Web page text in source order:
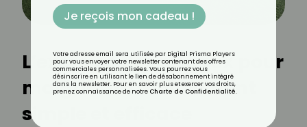
L’exercice des ciseaux pour
maigrir : un mouvement
simple et efficace
Je reçois mon cadeau !
Votre adresse email sera utilisée par Digital Prisma Players
pour vous envoyer votre newsletter contenant des offres
commerciales personnalisées. Vous pourrez vous
désinscrire en utilisant le lien de désabonnement intégré
dans la newsletter. Pour en savoir plus et exercer vos droits,
prenez connaissance de notre Charte de Confidentialité.